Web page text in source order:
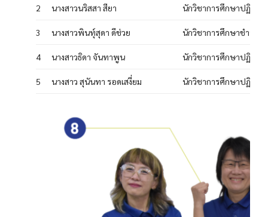
2 นางสาวนริสสา สียา นักวิชาการศึกษาปฏิบัติก
3 นางสาวพินทุ์สุดา ดีช่วย นักวิชาการศึกษาชำนาญ
4 นางสาวธิดา จันทาพูน นักวิชาการศึกษาปฏิบัติก
5 นางสาว สุนันทา รอดเสงี่ยม นักวิชาการศึกษาปฏิบัติก